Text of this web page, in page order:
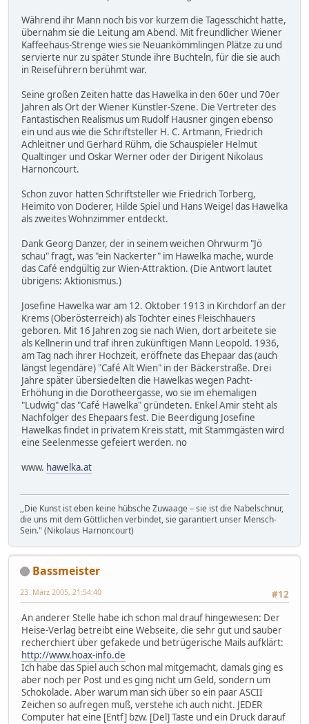
Während ihr Mann noch bis vor kurzem die Tagesschicht hatte,
übernahm sie die Leitung am Abend. Mit freundlicher Wiener
Kaffeehaus-Strenge wies sie Neuankömmlingen Plätze zu und
servierte nur zu später Stunde ihre Buchteln, für die sie auch
in Reiseführern berühmt war.
Seine großen Zeiten hatte das Hawelka in den 60er und 70er
Jahren als Ort der Wiener Künstler-Szene. Die Vertreter des
Fantastischen Realismus um Rudolf Hausner gingen ebenso
ein und aus wie die Schriftsteller H. C. Artmann, Friedrich
Achleitner und Gerhard Rühm, die Schauspieler Helmut
Qualtinger und Oskar Werner oder der Dirigent Nikolaus
Harnoncourt.
Schon zuvor hatten Schriftsteller wie Friedrich Torberg,
Heimito von Doderer, Hilde Spiel und Hans Weigel das Hawelka
als zweites Wohnzimmer entdeckt.
Dank Georg Danzer, der in seinem weichen Ohrwurm "Jö
schau" fragt, was "ein Nackerter" im Hawelka mache, wurde
das Café endgültig zur Wien-Attraktion. (Die Antwort lautet
übrigens: Aktionismus.)
Josefine Hawelka war am 12. Oktober 1913 in Kirchdorf an der
Krems (Oberösterreich) als Tochter eines Fleischhauers
geboren. Mit 16 Jahren zog sie nach Wien, dort arbeitete sie
als Kellnerin und traf ihren zukünftigen Mann Leopold. 1936,
am Tag nach ihrer Hochzeit, eröffnete das Ehepaar das (auch
längst legendäre) "Café Alt Wien" in der Bäckerstraße. Drei
Jahre später übersiedelten die Hawelkas wegen Pacht-
Erhöhung in die Dorotheergasse, wo sie im ehemaligen
"Ludwig" das "Café Hawelka" gründeten. Enkel Amir steht als
Nachfolger des Ehepaars fest. Die Beerdigung Josefine
Hawelkas findet in privatem Kreis statt, mit Stammgästen wird
eine Seelenmesse gefeiert werden. no
www. hawelka.at
,,Die Kunst ist eben keine hübsche Zuwaage – sie ist die Nabelschnur,
die uns mit dem Göttlichen verbindet, sie garantiert unser Mensch-
Sein." (Nikolaus Harnoncourt)
Bassmeister
#12
23. März 2005, 21:54:40
An anderer Stelle habe ich schon mal drauf hingewiesen: Der
Heise-Verlag betreibt eine Webseite, die sehr gut und sauber
recherchiert über gefakede und betrügerische Mails aufklärt:
http://www.hoax-info.de
Ich habe das Spiel auch schon mal mitgemacht, damals ging es
aber noch per Post und es ging nicht um Geld, sondern um
Schokolade. Aber warum man sich über so ein paar ASCII
Zeichen so aufregen muß, verstehe ich auch nicht. JEDER
Computer hat eine [Entf] bzw. [Del] Taste und ein Druck darauf